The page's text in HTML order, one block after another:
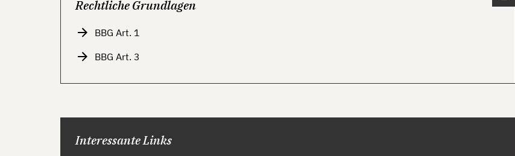
Rechtliche Grundlagen
BBG Art. 1
BBG Art. 3
Interessante Links